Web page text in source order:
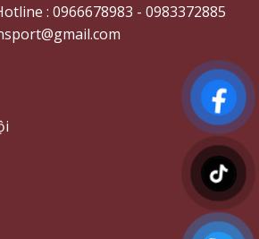
: 0966678983 - 0983372885